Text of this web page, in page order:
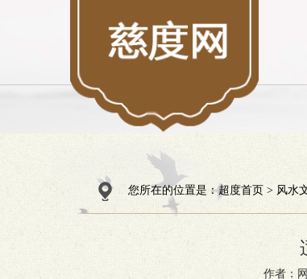
您所在的位置是：超度首页 > 风水
作者：